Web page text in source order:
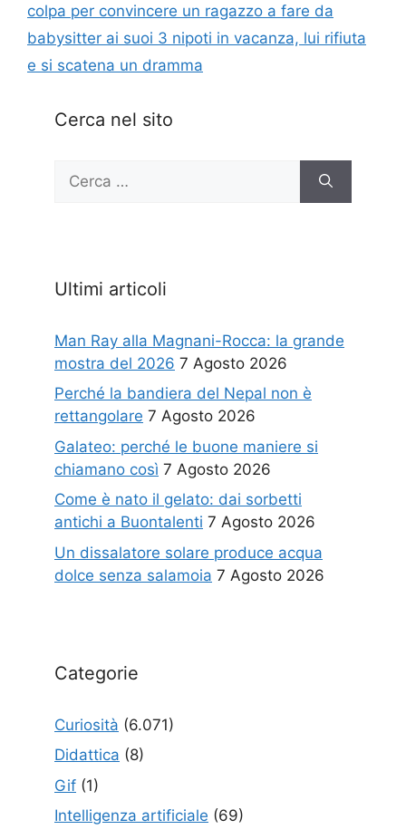
colpa per convincere un ragazzo a fare da
babysitter ai suoi 3 nipoti in vacanza, lui rifiuta
e si scatena un dramma
Cerca nel sito
per:
Ultimi articoli
Man Ray alla Magnani-Rocca: la grande
mostra del 2026 7 Agosto 2026
Perché la bandiera del Nepal non è
rettangolare 7 Agosto 2026
Galateo: perché le buone maniere si
chiamano così 7 Agosto 2026
Come è nato il gelato: dai sorbetti
antichi a Buontalenti 7 Agosto 2026
Un dissalatore solare produce acqua
dolce senza salamoia 7 Agosto 2026
Categorie
Curiosità (6.071)
Didattica (8)
Gif (1)
Intelligenza artificiale (69)